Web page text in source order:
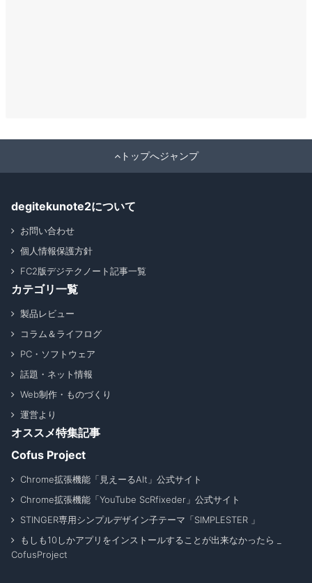
トップへジャンプ
degitekunote2について
お問い合わせ
個人情報保護方針
FC2版デジテクノート記事一覧
カテゴリ一覧
製品レビュー
コラム＆ライフログ
PC・ソフトウェア
話題・ネット情報
Web制作・ものづくり
運営より
オススメ特集記事
Cofus Project
Chrome拡張機能「見えーるAlt」公式サイト
Chrome拡張機能「YouTube ScRfixeder」公式サイト
STINGER専用シンプルデザイン子テーマ「SIMPLESTER 」
もしも10しかアプリをインストールすることが出来なかったら _
CofusProject